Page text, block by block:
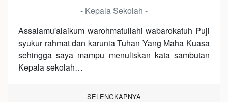
- Kepala Sekolah -
Assalamu'alaikum warohmatullahi wabarokatuh Puji
syukur rahmat dan karunia Tuhan Yang Maha Kuasa
sehingga saya mampu menuliskan kata sambutan
Kepala sekolah…
SELENGKAPNYA